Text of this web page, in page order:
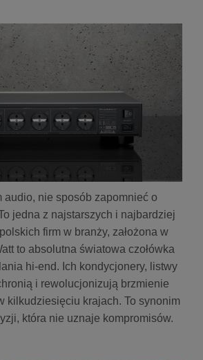
audio, nie sposób zapomnieć o
jedna z najstarszych i najbardziej
firm w branży, założona w
to absolutna światowa czołówka
hi-end. Ich kondycjonery, listwy
i rewolucjonizują brzmienie
kilkudziesięciu krajach. To synonim
która nie uznaje kompromisów.